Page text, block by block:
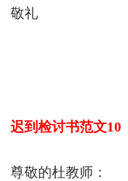
敬礼
迟到检讨书范文10
尊敬的杜教师：